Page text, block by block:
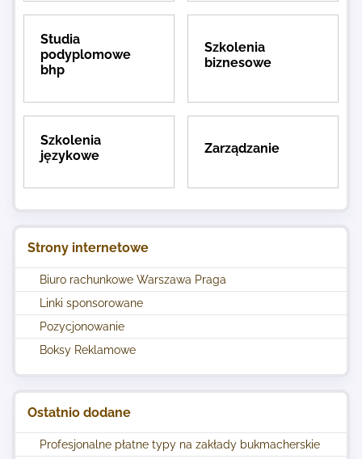
Strony internetowe
Biuro rachunkowe Warszawa Praga
Linki sponsorowane
Pozycjonowanie
Boksy Reklamowe
Ostatnio dodane
Profesjonalne płatne typy na zakłady bukmacherskie
Studia
podyplomowe
bhp
Szkolenia
biznesowe
Szkolenia
językowe
Zarządzanie